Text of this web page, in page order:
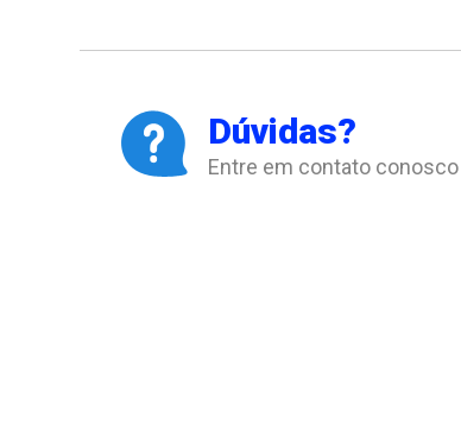
Dúvidas?
Entre em contato conosco